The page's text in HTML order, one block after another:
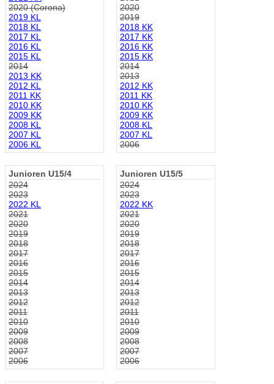
2020 (Corona)
2019 KL
2018 KL
2017 KL
2016 KL
2015 KL
2014
2013 KK
2012 KL
2011 KK
2010 KK
2009 KK
2008 KL
2007 KL
2006 KL
2020
2019
2018 KK
2017 KK
2016 KK
2015 KK
2014
2013
2012 KK
2011 KK
2010 KK
2009 KK
2008 KL
2007 KL
2006
Junioren U15/4
2024
2023
2022 KL
2021
2020
2019
2018
2017
2016
2015
2014
2013
2012
2011
2010
2009
2008
2007
2006
Junioren U15/5
2024
2023
2022 KK
2021
2020
2019
2018
2017
2016
2015
2014
2013
2012
2011
2010
2009
2008
2007
2006